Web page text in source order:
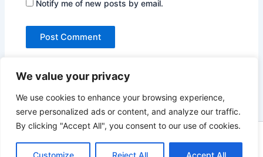
We value your privacy
We use cookies to enhance your browsing experience,
serve personalized ads or content, and analyze our traffic.
By clicking "Accept All", you consent to our use of cookies.
Customize Reject All Accept All
Notify me of new posts by email.
Copyright © 2026 Not Only Hollywood | Powered byAstra